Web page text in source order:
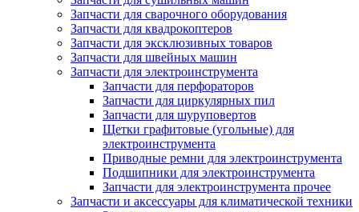
Запчасти для сварочного оборудования
Запчасти для квадрокоптеров
Запчасти для эксклюзивных товаров
Запчасти для швейных машин
Запчасти для электроинструмента
Запчасти для перфораторов
Запчасти для циркулярных пил
Запчасти для шуруповертов
Щетки графитовые (угольные) для
электроинструмента
Приводные ремни для электроинструмента
Подшипники для электроинструмента
Запчасти для электроинструмента прочее
Запчасти и аксессуары для климатической техники